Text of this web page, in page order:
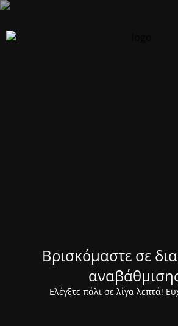
Βρισκόμαστε σε
Ελέγξτε πάλι σε λίγα λεπτά!